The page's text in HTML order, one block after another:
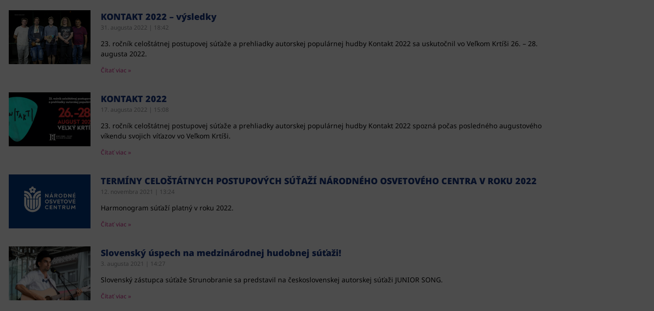
KONTAKT 2022 – výsledky
31. augusta 2022 18:42
23. ročník celoštátnej postupovej súťaže a prehliadky autorskej populárnej hudby Kontakt 2022 sa uskutočnil vo Veľkom Krtíši 26. – 28.
augusta 2022.
Čítať viac »
KONTAKT 2022
17. augusta 2022 15:08
23. ročník celoštátnej postupovej súťaže a prehliadky autorskej populárnej hudby Kontakt 2022 spozná počas posledného augustového
víkendu svojich víťazov vo Veľkom Krtíši.
Čítať viac »
TERMÍNY CELOŠTÁTNYCH POSTUPOVÝCH SÚŤAŽÍ NÁRODNÉHO OSVETOVÉHO CENTRA V ROKU 2022
12. novembra 2021 13:24
Harmonogram súťaží platný v roku 2022.
Čítať viac »
Slovenský úspech na medzinárodnej hudobnej súťaži!
3. augusta 2021 14:27
Slovenský zástupca súťaže Strunobranie sa predstavil na československej autorskej súťaži JUNIOR SONG.
Čítať viac »